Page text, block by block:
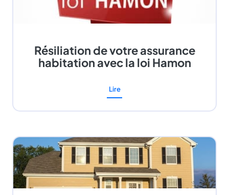
Résiliation de votre assurance
habitation avec la loi Hamon
Lire